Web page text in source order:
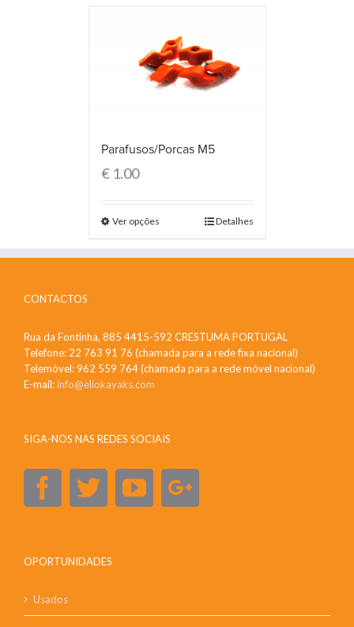
Parafusos/Porcas M5
€1.00
Ver opções Detalhes
CONTACTOS
Rua da Fontinha, 885 4415-592 CRESTUMA PORTUGAL
Telefone: 22 763 91 76 (chamada para a rede fixa nacional)
Telemóvel: 962 559 764 (chamada para a rede móvel nacional)
E-mail:info@eliokayaks.com
SIGA-NOS NAS REDES SOCIAIS
OPORTUNIDADES
Usados